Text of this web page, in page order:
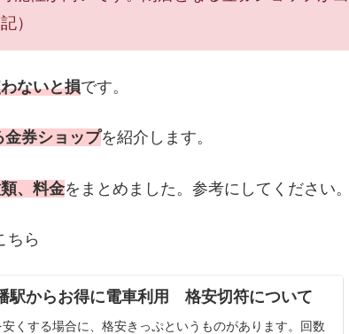
）
ないと損です。
金券ショップを紹介します。
、料金をまとめました。参考にしてください。
ちら
駅からお得に電車利用 格安切符について
くする場合に、格安きっぷというものがあります。回数